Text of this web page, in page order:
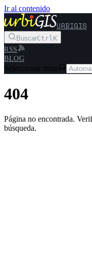
Ir al contenido
URBIGIS
BuscarCtrlK
RSS
BLOG
Seleccionar tema
404
Página no encontrada.
búsqueda.